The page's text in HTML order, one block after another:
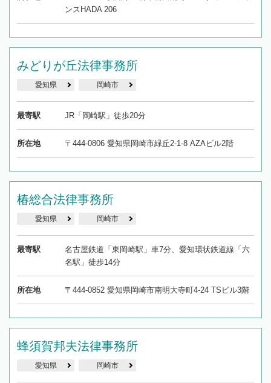
ンスHADA 206
みどりが丘法律事務所
愛知県 岡崎市
最寄駅 JR「岡崎駅」徒歩20分
所在地 〒444-0806 愛知県岡崎市緑丘2-1-8 AZAビル2階
椿総合法律事務所
愛知県 岡崎市
最寄駅
名古屋鉄道「東岡崎駅」車7分、愛知環状鉄道線「六
名駅」徒歩14分
所在地 〒444-0852 愛知県岡崎市南明大寺町4-24 TSビル3階
蜂須賀邦夫法律事務所
愛知県 岡崎市